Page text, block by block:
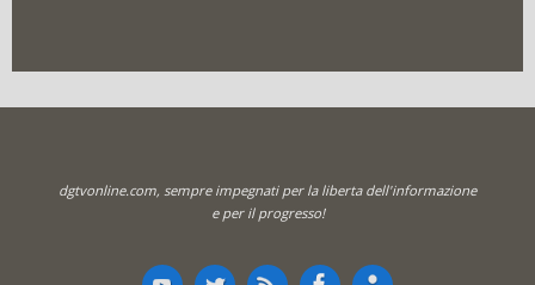
dgtvonline.com, sempre impegnati per la liberta dell'informazione
e per il progresso!